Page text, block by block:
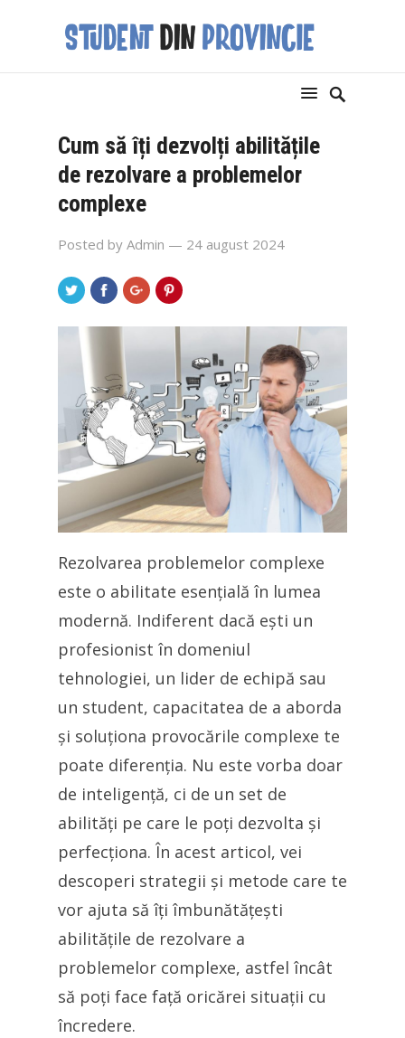
Cum să îți dezvolți abilitățile
de rezolvare a problemelor
complexe
Posted by Admin — 24 august 2024
Rezolvarea problemelor complexe
este o abilitate esențială în lumea
modernă. Indiferent dacă ești un
profesionist în domeniul
tehnologiei, un lider de echipă sau
un student, capacitatea de a aborda
și soluționa provocările complexe te
poate diferenția. Nu este vorba doar
de inteligență, ci de un set de
abilități pe care le poți dezvolta și
perfecționa. În acest articol, vei
descoperi strategii și metode care te
vor ajuta să îți îmbunătățești
abilitățile de rezolvare a
problemelor complexe, astfel încât
să poți face față oricărei situații cu
încredere.